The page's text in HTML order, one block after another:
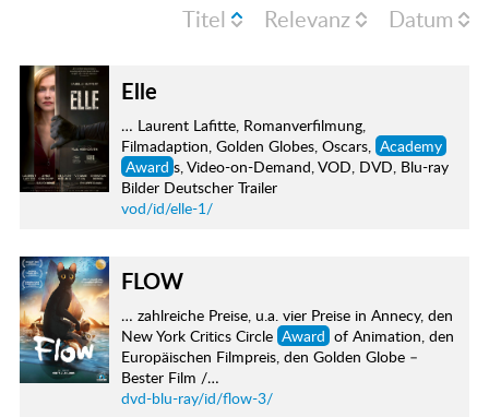
Titel Relevanz Datum
Elle
… Laurent Lafitte, Romanverfilmung,
Filmadaption, Golden Globes, Oscars, Academy
Award s, Video-on-Demand, VOD, DVD, Blu-ray
Bilder Deutscher Trailer
vod/id/elle-1/
FLOW
… zahlreiche Preise, u.a. vier Preise in Annecy, den
New York Critics Circle Award of Animation, den
Europäischen Filmpreis, den Golden Globe –
Bester Film /…
dvd-blu-ray/id/flow-3/